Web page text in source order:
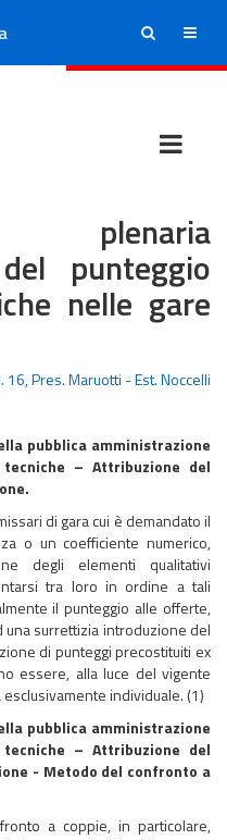
ricerca menu
plenaria
punteggio
nelle gare
16, Pres. Maruotti - Est. Noccelli
pubblica amministrazione
– Attribuzione del
di gara cui è demandato il
o un coefficiente numerico,
degli elementi qualitativi
tra loro in ordine a tali
il punteggio alle offerte,
surrettizia introduzione del
di punteggi precostituiti ex
essere, alla luce del vigente
individuale. (1)
pubblica amministrazione
– Attribuzione del
- Metodo del confronto a
a coppie, in particolare,